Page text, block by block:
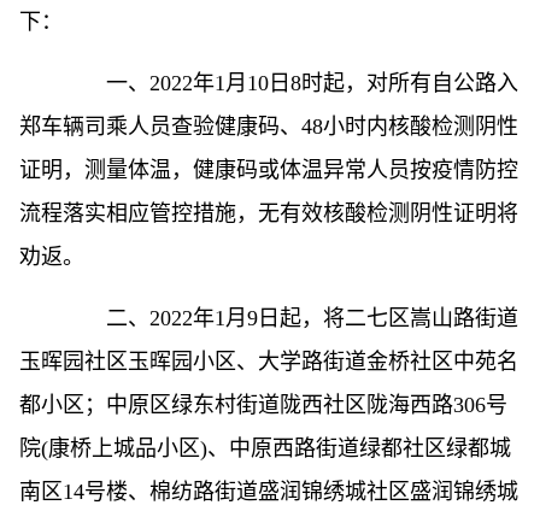
下：
一、2022年1月10日8时起，对所有自公路入
郑车辆司乘人员查验健康码、48小时内核酸检测阴性
证明，测量体温，健康码或体温异常人员按疫情防控
流程落实相应管控措施，无有效核酸检测阴性证明将
劝返。
二、2022年1月9日起，将二七区嵩山路街道
玉晖园社区玉晖园小区、大学路街道金桥社区中苑名
都小区；中原区绿东村街道陇西社区陇海西路306号
院(康桥上城品小区)、中原西路街道绿都社区绿都城
南区14号楼、棉纺路街道盛润锦绣城社区盛润锦绣城